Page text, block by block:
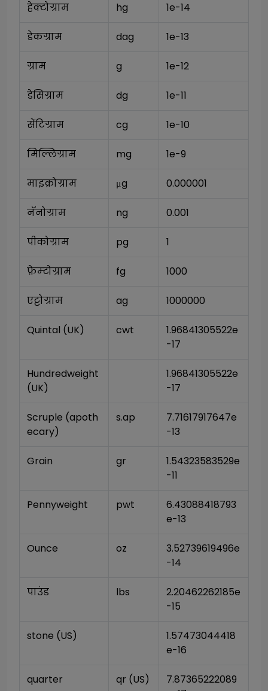
हेक्टोग्राम hg 1e-14
डेकग्राम dag 1e-13
ग्राम g 1e-12
डेसिग्राम dg 1e-11
सेंटिग्राम cg 1e-10
मिल्लिग्राम mg 1e-9
माइक्रोग्राम μg 0.000001
नॅनोग्राम ng 0.001
पीकोग्राम pg 1
फ़ेम्टोग्राम fg 1000
एट्टोग्राम ag 1000000
Quintal (UK) cwt
1.96841305522e
-17
Hundredweight
(UK)
1.96841305522e
-17
Scruple (apoth
ecary)
s.ap
7.71617917647e
-13
Grain gr
1.54323583529e
-11
Pennyweight pwt
6.43088418793
e-13
Ounce oz
3.52739619496e
-14
पाउंड lbs
2.20462262185e
-15
stone (US)
1.57473044418
e-16
quarter qr (US)
7.87365222089